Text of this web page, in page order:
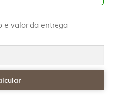
e valor da entrega